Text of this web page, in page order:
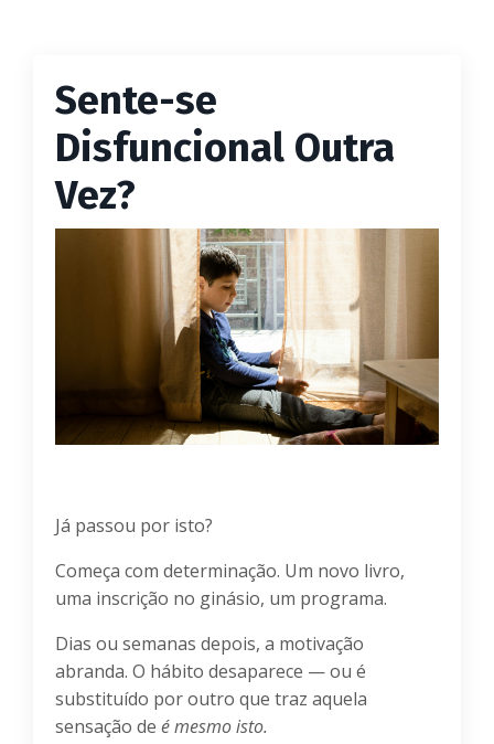
Sente-se
Disfuncional Outra
Vez?
Já passou por isto?
Começa com determinação. Um novo livro,
uma inscrição no ginásio, um programa.
Dias ou semanas depois, a motivação
abranda. O hábito desaparece — ou é
substituído por outro que traz aquela
sensação de é mesmo isto.